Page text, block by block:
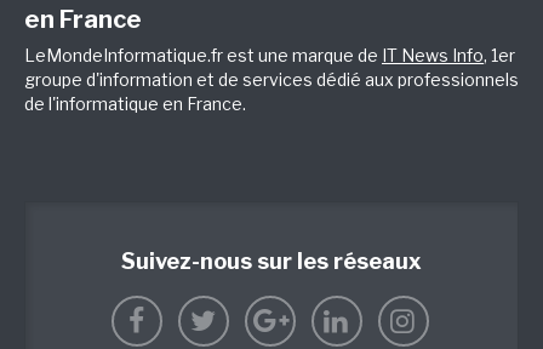
en France
LeMondeInformatique.fr est une marque de IT News Info, 1er
groupe d'information et de services dédié aux professionnels
de l'informatique en France.
Suivez-nous sur les réseaux